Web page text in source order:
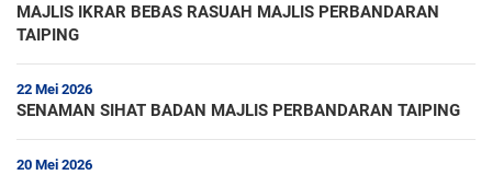
MAJLIS IKRAR BEBAS RASUAH MAJLIS PERBANDARAN
TAIPING
22 Mei 2026
SENAMAN SIHAT BADAN MAJLIS PERBANDARAN TAIPING
20 Mei 2026